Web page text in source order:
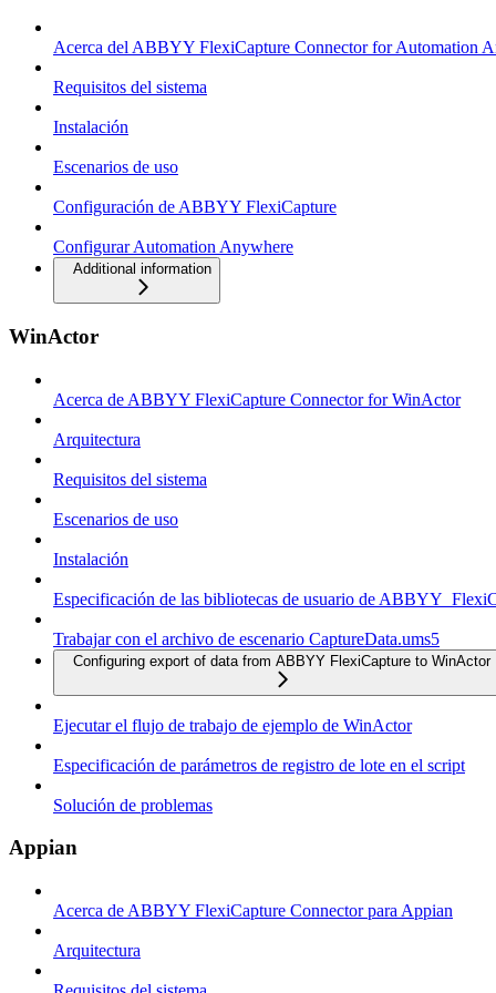
Acerca del ABBYY FlexiCapture Connector for Automation
Requisitos del sistema
Instalación
Escenarios de uso
Configuración de ABBYY FlexiCapture
Configurar Automation Anywhere
Additional information
WinActor
Acerca de ABBYY FlexiCapture Connector for WinActor
Arquitectura
Requisitos del sistema
Escenarios de uso
Instalación
Especificación de las bibliotecas de usuario de
Trabajar con el archivo de escenario CaptureData.ums5
Configuring export of data from ABBYY FlexiCapture to WinActor
Ejecutar el flujo de trabajo de ejemplo de WinActor
Especificación de parámetros de registro de lote en el script
Solución de problemas
Appian
Acerca de ABBYY FlexiCapture Connector para Appian
Arquitectura